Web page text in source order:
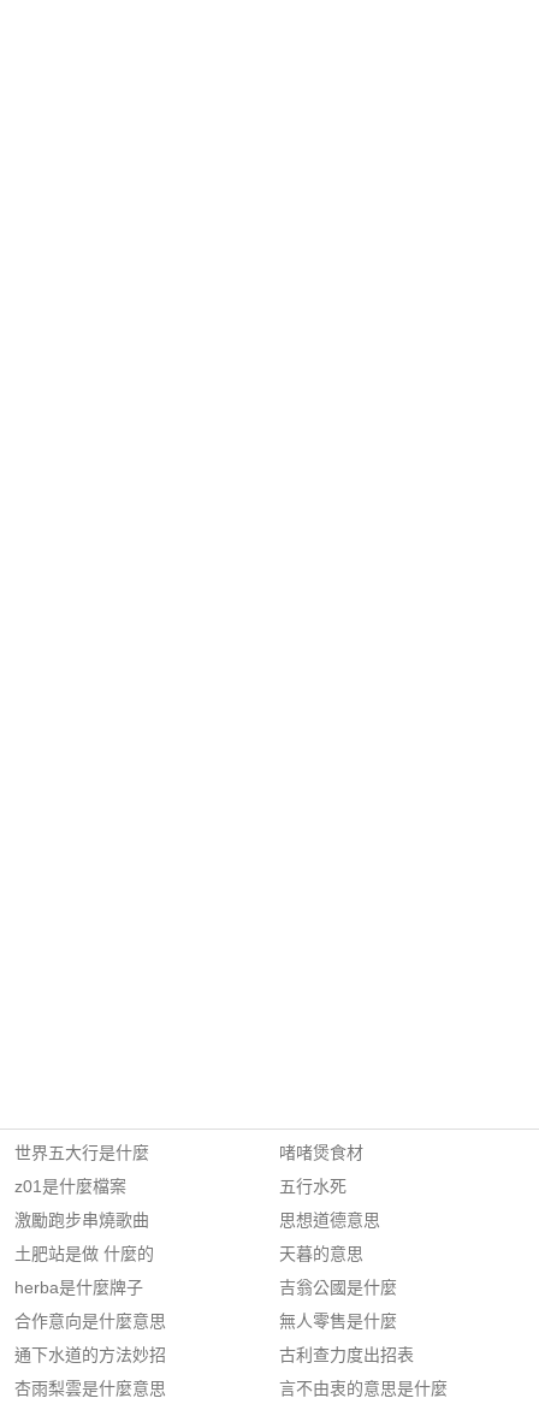
世界五大行是什麼
z01是什麼檔案
激勵跑步串燒歌曲
土肥站是做 什麼的
herba是什麼牌子
合作意向是什麼意思
通下水道的方法妙招
杏雨梨雲是什麼意思
啫啫煲食材
五行水死
思想道德意思
天暮的意思
吉翁公國是什麼
無人零售是什麼
古利查力度出招表
言不由衷的意思是什麼